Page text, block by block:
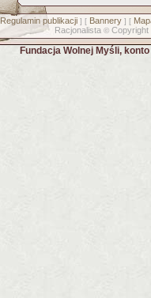
Regulamin publikacji] [ Bannery] [
Racjonalista © Copyright
Fundacja Wolnej Myśli,